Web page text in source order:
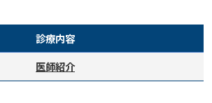
診療内容
医師紹介